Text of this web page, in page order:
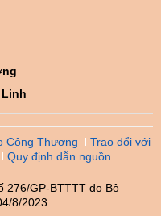
Công Thương
Trao đổi với
Quy định dẫn nguồn
276/GP-BTTTT do Bộ
8/2023